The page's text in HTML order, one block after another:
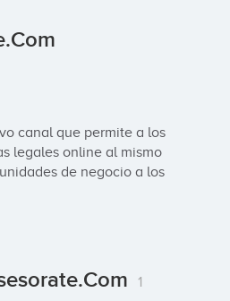
canal que permite a los
legales online al mismo
de negocio a los
1